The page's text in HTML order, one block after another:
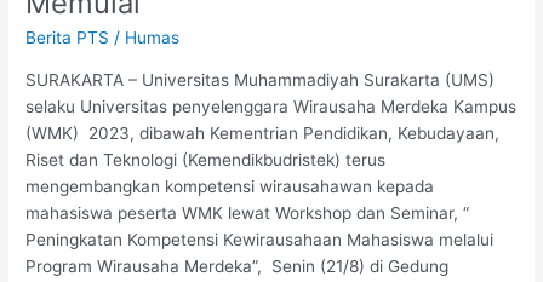
Berita PTS / Humas
SURAKARTA – Universitas Muhammadiyah Surakarta (UMS)
selaku Universitas penyelenggara Wirausaha Merdeka Kampus
(WMK) 2023, dibawah Kementrian Pendidikan, Kebudayaan,
Riset dan Teknologi (Kemendikbudristek) terus
mengembangkan kompetensi wirausahawan kepada
mahasiswa peserta WMK lewat Workshop dan Seminar, “
Peningkatan Kompetensi Kewirausahaan Mahasiswa melalui
Program Wirausaha Merdeka”, Senin (21/8) di Gedung
Harus
Berani